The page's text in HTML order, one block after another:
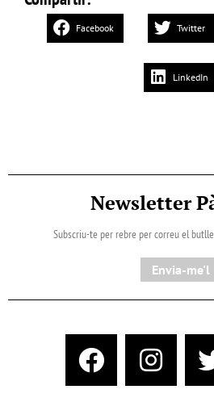
Facebook Twitter
LinkedIn
Newsletter
Subscriu-te per rebre per correu el
Envia-me'l